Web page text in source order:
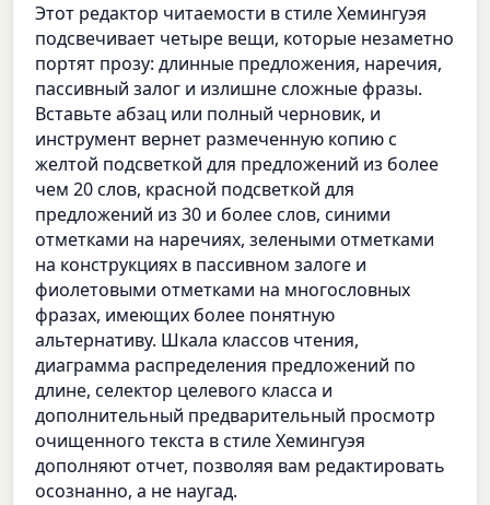
Этот редактор читаемости в стиле Хемингуэя
подсвечивает четыре вещи, которые незаметно
портят прозу: длинные предложения, наречия,
пассивный залог и излишне сложные фразы.
Вставьте абзац или полный черновик, и
инструмент вернет размеченную копию с
желтой подсветкой для предложений из более
чем 20 слов, красной подсветкой для
предложений из 30 и более слов, синими
отметками на наречиях, зелеными отметками
на конструкциях в пассивном залоге и
фиолетовыми отметками на многословных
фразах, имеющих более понятную
альтернативу. Шкала классов чтения,
диаграмма распределения предложений по
длине, селектор целевого класса и
дополнительный предварительный просмотр
очищенного текста в стиле Хемингуэя
дополняют отчет, позволяя вам редактировать
осознанно, а не наугад.